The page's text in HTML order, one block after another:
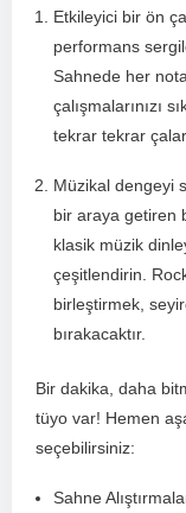
Etkileyici bir ön
performans
Sahnede⁤ her
çalışmalarınızı⁣
tekrar tekrar
Müzikal dengeyi
bir araya getiren
klasik müzik
çeşitlendirin.‍
birleştirmek,‌
bırakacaktır.
Bir dakika, daha
tüyo var! Hemen⁤
seçebilirsiniz:
Sahne